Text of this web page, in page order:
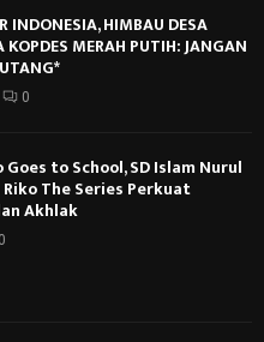
INDONESIA, HIMBAU DESA
MERAH PUTIH: JANGAN
0
to School, SD Islam Nurul
The Series Perkuat
Akhlak
0